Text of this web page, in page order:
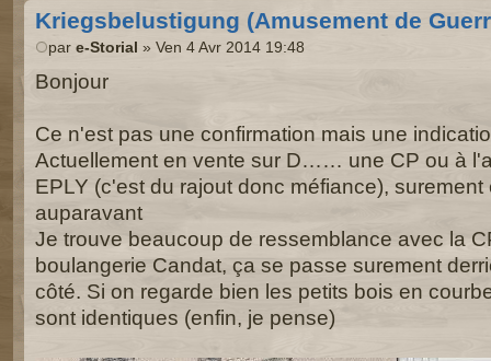
Kriegsbelustigung (Amusement de
par e-Storial » Ven 4 Avr 2014 19:48
Bonjour
Ce n'est pas une confirmation mais une
Actuellement en vente sur D…… une CP ou à
EPLY (c'est du rajout donc méfiance),
auparavant
Je trouve beaucoup de ressemblance avec la
boulangerie Candat, ça se passe surement
côté. Si on regarde bien les petits bois en
sont identiques (enfin, je pense)